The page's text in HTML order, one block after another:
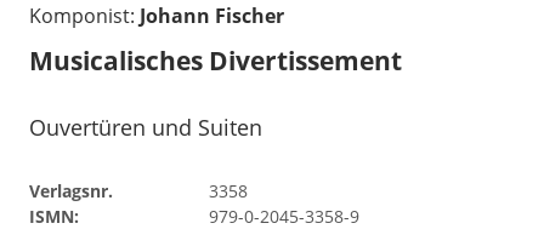
Komponist: Johann Fischer
Musicalisches Divertissement
Ouvertüren und Suiten
Verlagsnr.
3358
ISMN:
979-0-2045-3358-9